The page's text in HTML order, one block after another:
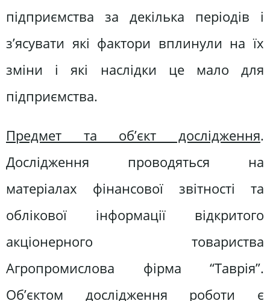
підприємства за декілька періодів і
з’ясувати які фактори вплинули на їх
зміни і які наслідки це мало для
підприємства.
Предмет та об’єкт дослідження.
Дослідження проводяться на
матеріалах фінансової звітності та
облікової інформації відкритого
акціонерного товариства
Агропромислова фірма “Таврія”.
Об’єктом дослідження роботи є